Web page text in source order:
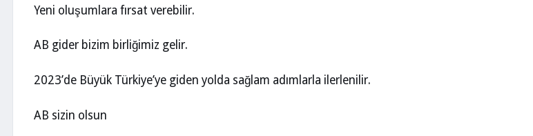
Yeni oluşumlara fırsat verebilir.
AB gider bizim birliğimiz gelir.
2023’de Büyük Türkiye’ye giden yolda sağlam adımlarla ilerlenilir.
AB sizin olsun